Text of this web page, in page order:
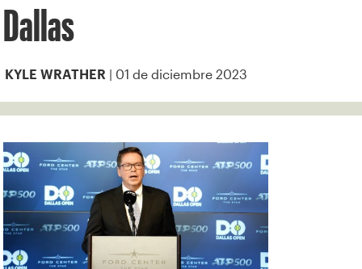
Dallas
KYLE WRATHER | 01 de diciembre 2023